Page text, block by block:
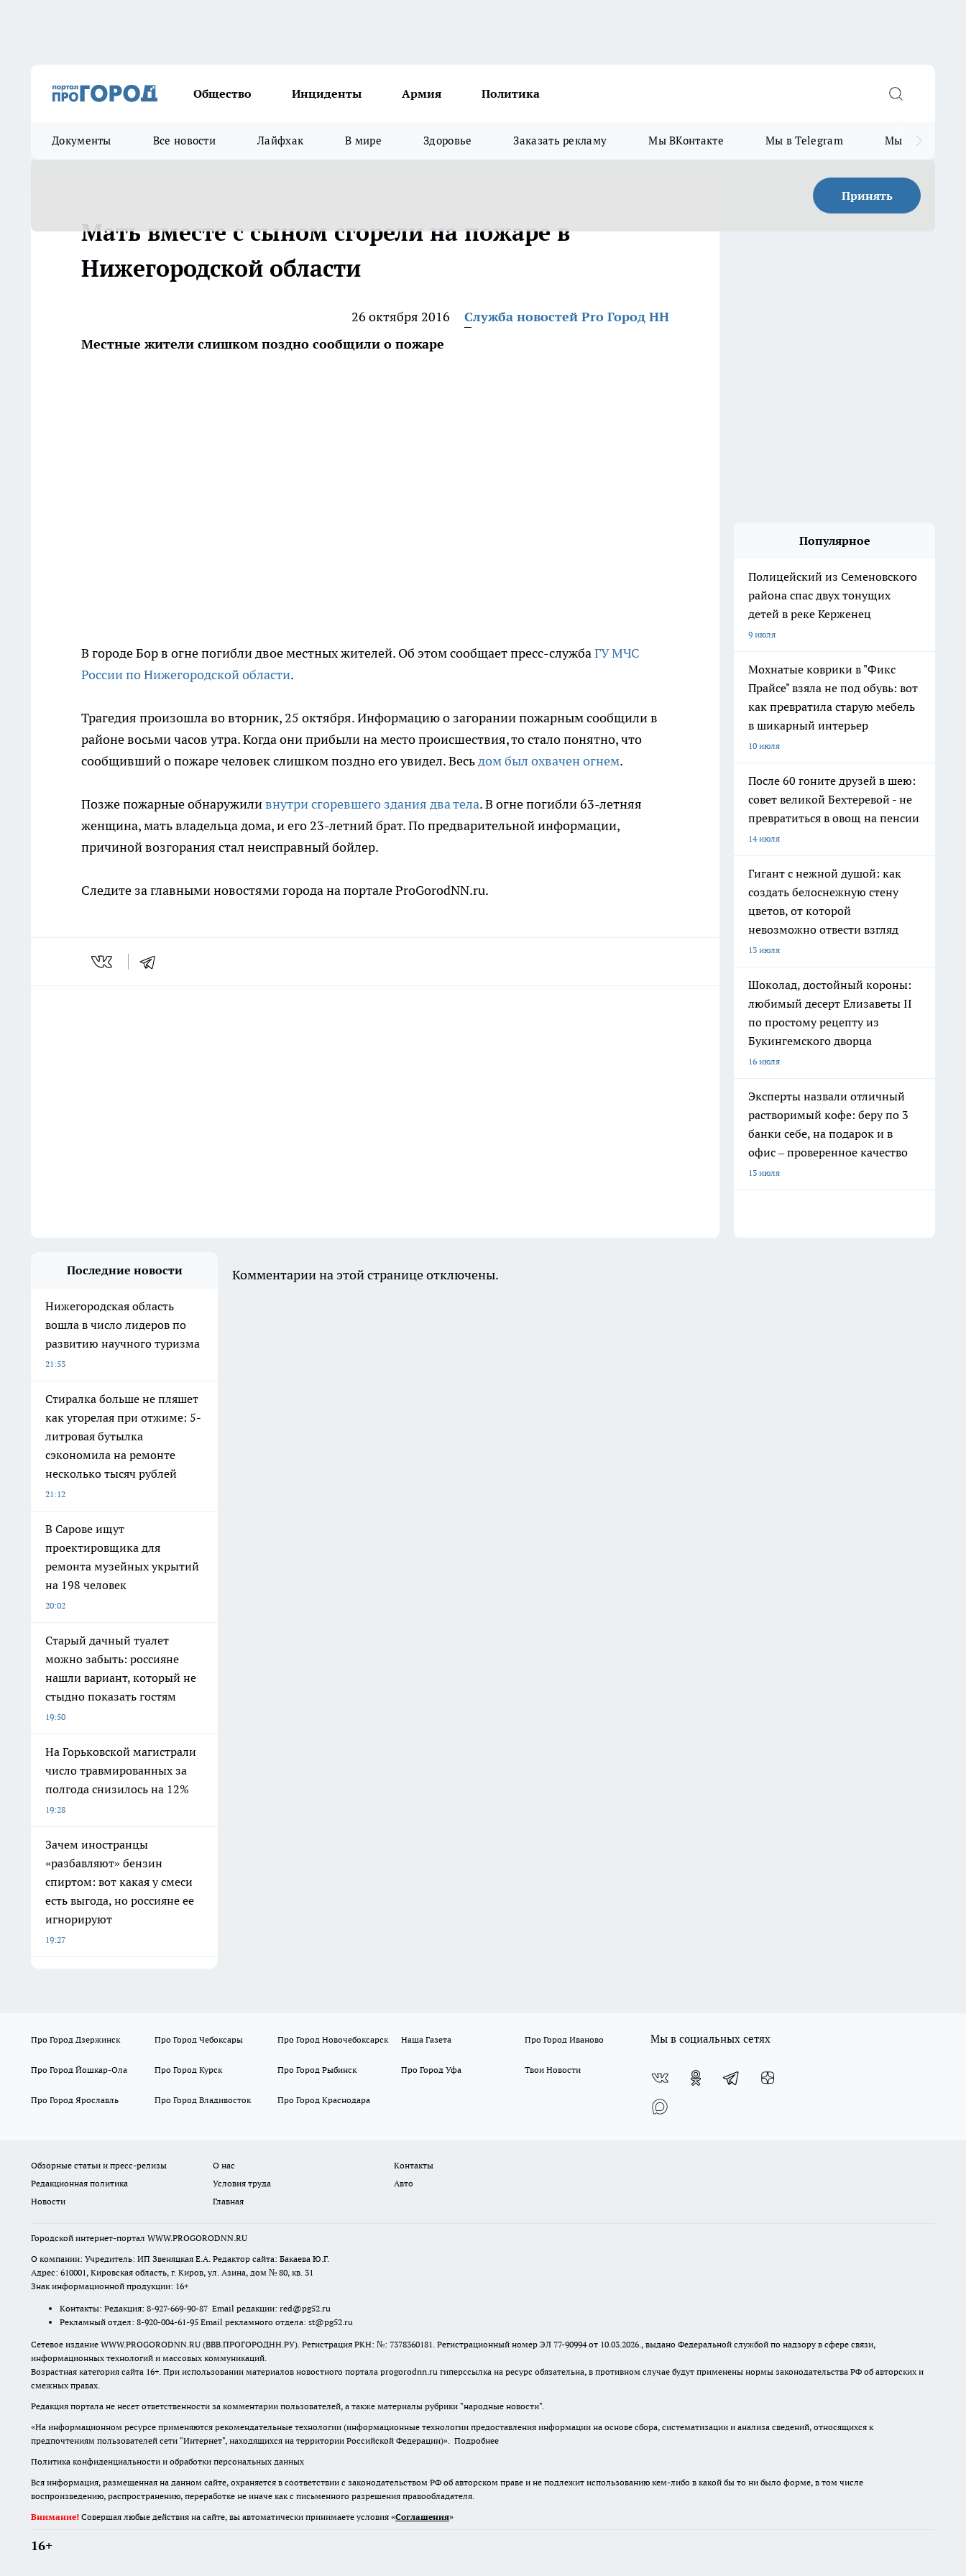
Общество Инциденты Армия Политика
Документы Все новости Лайфхак В мире Здоровье Заказать рекламу Мы ВКонтакте Мы в Telegram Мы в MAX
Принять
Мать вместе с сыном сгорели на пожаре в
Нижегородской области
26 октября 2016
Служба новостей Pro Город НН
Местные жители слишком поздно сообщили о пожаре
В городе Бор в огне погибли двое местных жителей. Об этом сообщает пресс-службаГУ МЧС
России по Нижегородской области.
Трагедия произошла во вторник, 25 октября. Информацию о загорании пожарным сообщили в
районе восьми часов утра. Когда они прибыли на место происшествия, то стало понятно, что
сообщивший о пожаре человек слишком поздно его увидел. Весьдом был охвачен огнем.
Позже пожарные обнаружиливнутри сгоревшего здания два тела. В огне погибли 63-летняя
женщина, мать владельца дома, и его 23-летний брат. По предварительной информации,
причиной возгорания стал неисправный бойлер.
Следите за главными новостями города на портале ProGorodNN.ru.
Популярное
Полицейский из Семеновского
района спас двух тонущих
детей в реке Керженец
9 июля
Мохнатые коврики в "Фикс
Прайсе" взяла не под обувь: вот
как превратила старую мебель
в шикарный интерьер
10 июля
После 60 гоните друзей в шею:
совет великой Бехтеревой - не
превратиться в овощ на пенсии
14 июля
Гигант с нежной душой: как
создать белоснежную стену
цветов, от которой
невозможно отвести взгляд
13 июля
Шоколад, достойный короны:
любимый десерт Елизаветы II
по простому рецепту из
Букингемского дворца
16 июля
Эксперты назвали отличный
растворимый кофе: беру по 3
банки себе, на подарок и в
офис – проверенное качество
13 июля
Последние новости
Нижегородская область
вошла в число лидеров по
развитию научного туризма
21:53
Стиралка больше не пляшет
как угорелая при отжиме: 5-
литровая бутылка
сэкономила на ремонте
несколько тысяч рублей
21:12
В Сарове ищут
проектировщика для
ремонта музейных укрытий
на 198 человек
20:02
Старый дачный туалет
можно забыть: россияне
нашли вариант, который не
стыдно показать гостям
19:50
На Горьковской магистрали
число травмированных за
полгода снизилось на 12%
19:28
Зачем иностранцы
«разбавляют» бензин
спиртом: вот какая у смеси
есть выгода, но россияне ее
игнорируют
19:27
Комментарии на этой странице отключены.
Про Город Дзержинск Про Город Чебоксары Про Город Новочебоксарск Наша Газета Про Город Иваново
Про Город Йошкар-Ола Про Город Курск Про Город Рыбинск Про Город Уфа Твои Новости
Про Город Ярославль Про Город Владивосток Про Город Краснодара
Мы в социальных сетях
Обзорные статьи и пресс-релизы О нас
Контакты
Редакционная политика
Условия труда
Авто
Новости
Главная
Городской интернет-портал WWW.PROGORODNN.RU
О компании: Учредитель: ИП Звеняцкая Е.А. Редактор сайта: Бакаева Ю.Г.
Адрес: 610001, Кировская область, г. Киров, ул. Азина, дом № 80, кв. 31
Знак информационной продукции: 16+
Контакты: Редакция: 8-927-669-90-87 Email редакции: red@pg52.ru
Рекламный отдел: 8-920-004-61-95 Email рекламного отдела: st@pg52.ru
Сетевое издание WWW.PROGORODNN.RU (ВВВ.ПРОГОРОДНН.РУ). Регистрация РКН: №: 7378360181. Регистрационный номер ЭЛ 77-90994 от 10.03.2026., выдано Федеральной службой по надзору в сфере связи,
информационных технологий и массовых коммуникаций.
Возрастная категория сайта 16+. При использовании материалов новостного портала progorodnn.ru гиперссылка на ресурс обязательна, в противном случае будут применены нормы законодательства РФ об авторских и
смежных правах.
Редакция портала не несет ответственности за комментарии пользователей, а также материалы рубрики "народные новости".
«На информационном ресурсе применяются рекомендательные технологии (информационные технологии предоставления информации на основе сбора, систематизации и анализа сведений, относящихся к
предпочтениям пользователей сети "Интернет", находящихся на территории Российской Федерации)». Подробнее
Политика конфиденциальности и обработки персональных данных
Вся информация, размещенная на данном сайте, охраняется в соответствии с законодательством РФ об авторском праве и не подлежит использованию кем-либо в какой бы то ни было форме, в том числе
воспроизведению, распространению, переработке не иначе как с письменного разрешения правообладателя.
Внимание! Совершая любые действия на сайте, вы автоматически принимаете условия «Cоглашения»
16+